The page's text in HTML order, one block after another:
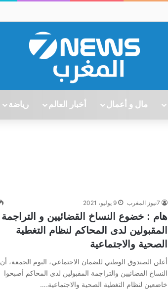
مال و أعمال أخبار العالم رياضة
7نيوز المغرب 9 يوليو، 2021
هام : خضوع النساخ القضائيين و التراجمة
المقبولين لدى المحاكم لنظام التغطية
الصحية والاجتماعية
أعلن الصندوق الوطني للضمان الاجتماعي، اليوم الجمعة، أن
النساخ القضائيين والتراجمة المقبولين لدى المحاكم أصبحوا
خاضعين لنظام التغطية الصحية والاجتماعية.…